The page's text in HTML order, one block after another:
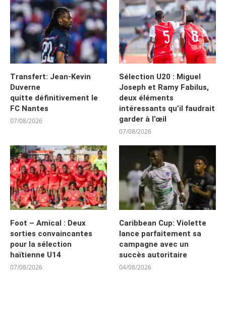
Transfert: Jean-Kevin
Duverne
quitte définitivement le
FC Nantes
07/08/2026
Sélection U20 : Miguel
Joseph et Ramy Fabilus,
deux éléments
intéressants qu’il faudrait
garder à l’œil
07/08/2026
Foot – Amical : Deux
sorties convaincantes
pour la sélection
haïtienne U14
07/08/2026
Caribbean Cup: Violette
lance parfaitement sa
campagne avec un
succès autoritaire
04/08/2026